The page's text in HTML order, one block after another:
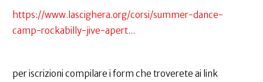
https://www.lascighera.org/corsi/summer-dance-
camp-rockabilly-jive-apert...
per iscrizioni compilare i form che troverete ai link